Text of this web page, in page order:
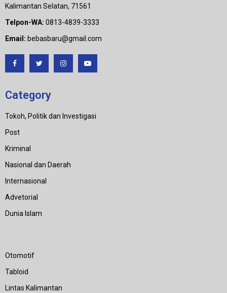
Kalimantan Selatan, 71561
Telpon-WA: 0813-4839-3333
Email: bebasbaru@gmail.com
Category
Tokoh, Politik dan Investigasi
Post
Kriminal
Nasional dan Daerah
Internasional
Advetorial
Dunia Islam
Otomotif
Tabloid
Lintas Kalimantan